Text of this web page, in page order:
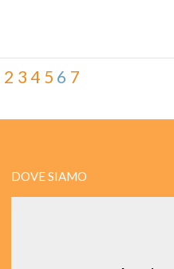
2 3 4 5 6 7
DOVE SIAMO